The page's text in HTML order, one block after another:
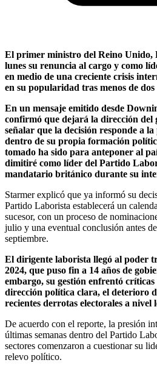
El primer ministro del Reino Unido,
lunes su renuncia al cargo y como
en medio de una creciente crisis
en su popularidad tras menos de dos
En un mensaje emitido desde
confirmó que dejará la dirección del
señalar que la decisión responde a
dentro de su propia formación
tomado ha sido para anteponer al
dimitiré como líder del Partido
mandatario británico durante su
Starmer explicó que ya informó su
Partido Laborista establecerá un
sucesor, con un proceso de
julio y una eventual conclusión antes
septiembre.
El dirigente laborista llegó al poder
2024, que puso fin a 14 años de
embargo, su gestión enfrentó
dirección política clara, el deterioro
recientes derrotas electorales a nivel
De acuerdo con el reporte, la presión
últimas semanas dentro del Partido
sectores comenzaron a cuestionar su
relevo político.